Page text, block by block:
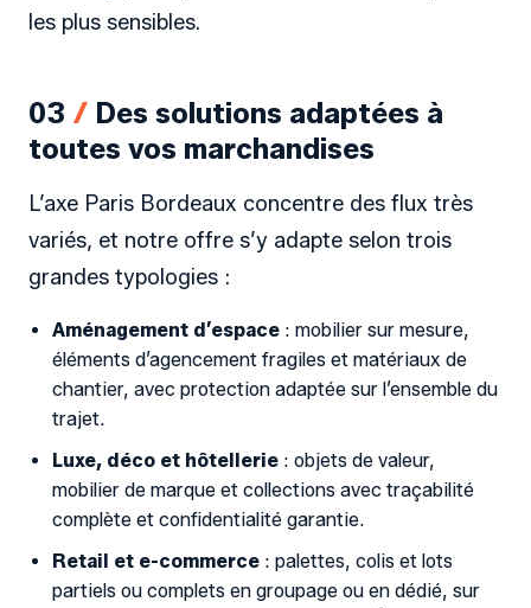
les plus sensibles.
03 / Des solutions adaptées à
toutes vos marchandises
L’axe Paris Bordeaux concentre des flux très
variés, et notre offre s’y adapte selon trois
grandes typologies :
Aménagement d’espace : mobilier sur mesure,
éléments d’agencement fragiles et matériaux de
chantier, avec protection adaptée sur l’ensemble du
trajet.
Luxe, déco et hôtellerie : objets de valeur,
mobilier de marque et collections avec traçabilité
complète et confidentialité garantie.
Retail et e-commerce : palettes, colis et lots
partiels ou complets en groupage ou en dédié, sur